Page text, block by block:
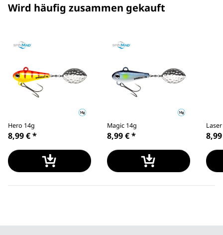
Wird häufig zusammen gekauft
Hero 14g
8,99 €*
Magic 14g
8,99 €*